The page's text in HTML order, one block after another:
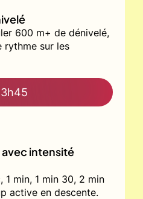
600 m+ de dénivelé,
rythme sur les
avec intensité
1 min, 1 min 30, 2 min
active en descente.